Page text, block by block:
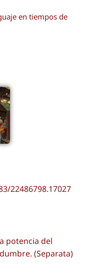
en tiempos de
22486798.17027
potencia del
(Separata)